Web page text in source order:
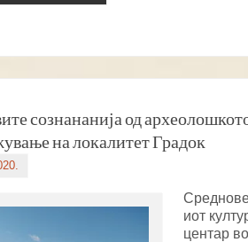
сознананија од
на локалитет Градок
иот
центар во